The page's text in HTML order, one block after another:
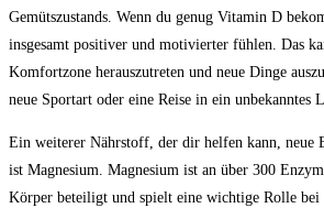
Gemütszustands. Wenn du genug Vitamin D
insgesamt positiver und motivierter fühlen. Das
Komfortzone herauszutreten und neue Dinge
neue Sportart oder eine Reise in ein unbekanntes
Ein weiterer Nährstoff, der dir helfen kann, neue
ist Magnesium. Magnesium ist an über 300
Körper beteiligt und spielt eine wichtige Rolle bei